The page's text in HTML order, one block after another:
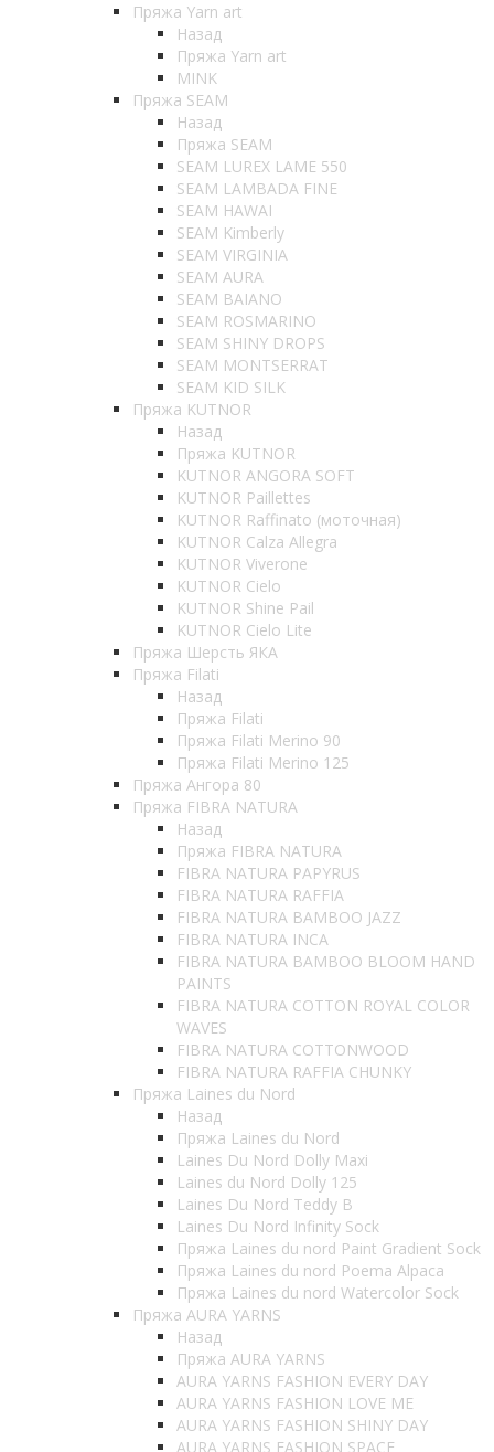
Пряжа Yarn art
Назад
Пряжа Yarn art
MINK
Пряжа SEAM
Назад
Пряжа SEAM
SEAM LUREX LAME 550
SEAM LAMBADA FINE
SEAM HAWAI
SEAM Kimberly
SEAM VIRGINIA
SEAM AURA
SEAM BAIANO
SEAM ROSMARINO
SEAM SHINY DROPS
SEAM MONTSERRAT
SEAM KID SILK
Пряжа KUTNOR
Назад
Пряжа KUTNOR
KUTNOR ANGORA SOFT
KUTNOR Paillettes
KUTNOR Raffinato (моточная)
KUTNOR Calza Allegra
KUTNOR Viverone
KUTNOR Cielo
KUTNOR Shine Pail
KUTNOR Cielo Lite
Пряжа Шерсть ЯКА
Пряжа Filati
Назад
Пряжа Filati
Пряжа Filati Merino 90
Пряжа Filati Merino 125
Пряжа Ангора 80
Пряжа FIBRA NATURA
Назад
Пряжа FIBRA NATURA
FIBRA NATURA PAPYRUS
FIBRA NATURA RAFFIA
FIBRA NATURA BAMBOO JAZZ
FIBRA NATURA INCA
FIBRA NATURA BAMBOO BLOOM HAND
PAINTS
FIBRA NATURA COTTON ROYAL COLOR
WAVES
FIBRA NATURA COTTONWOOD
FIBRA NATURA RAFFIA CHUNKY
Пряжа Laines du Nord
Назад
Пряжа Laines du Nord
Laines Du Nord Dolly Maxi
Laines du Nord Dolly 125
Laines Du Nord Teddy B
Laines Du Nord Infinity Sock
Пряжа Laines du nord Paint Gradient Sock
Пряжа Laines du nord Poema Alpaca
Пряжа Laines du nord Watercolor Sock
Пряжа AURA YARNS
Назад
Пряжа AURA YARNS
AURA YARNS FASHION EVERY DAY
AURA YARNS FASHION LOVE ME
AURA YARNS FASHION SHINY DAY
AURA YARNS FASHION SPACE